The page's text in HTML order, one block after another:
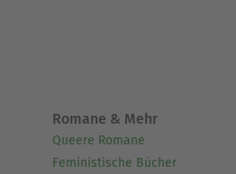
Romane & Mehr
Queere Romane
Feministische Bücher